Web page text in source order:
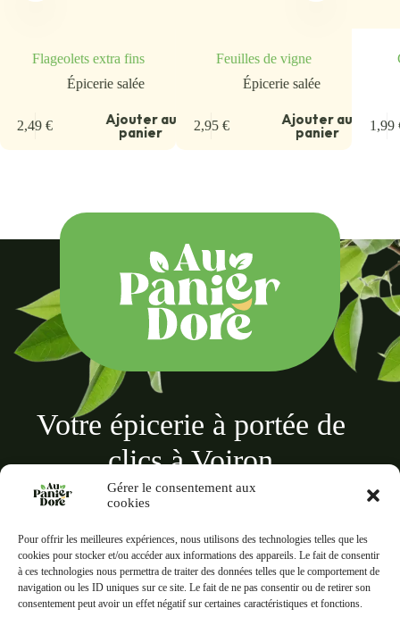
Gérer le consentement aux
cookies
Pour offrir les meilleures expériences, nous utilisons des technologies telles que les
cookies pour stocker et/ou accéder aux informations des appareils. Le fait de consentir
à ces technologies nous permettra de traiter des données telles que le comportement de
navigation ou les ID uniques sur ce site. Le fait de ne pas consentir ou de retirer son
consentement peut avoir un effet négatif sur certaines caractéristiques et fonctions.
Flageolets extra fins
Épicerie salée
2,49€ Ajouter au
panier
Feuilles de vigne
Épicerie salée
2,95 € Ajouter au
panier 1,99
Votre épicerie à portée de
clics à Voiron
Au panier doré
18 Rue des Terreaux, 38500 Voiron